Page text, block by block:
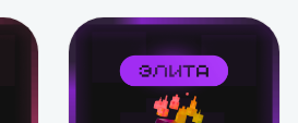
Князь
от 419 ₽